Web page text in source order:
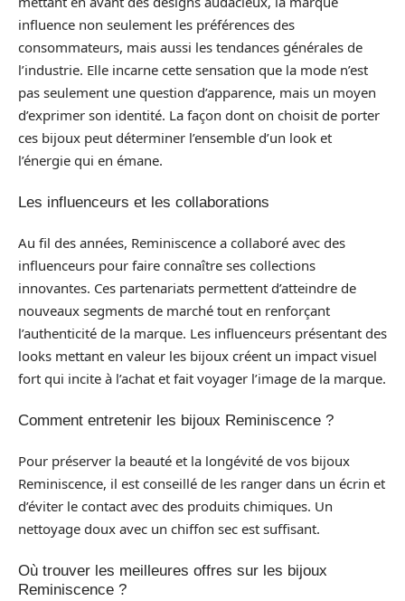
influence non seulement les préférences des
consommateurs, mais aussi les tendances générales de
l’industrie. Elle incarne cette sensation que la mode n’est
pas seulement une question d’apparence, mais un moyen
d’exprimer son identité. La façon dont on choisit de porter
ces bijoux peut déterminer l’ensemble d’un look et
l’énergie qui en émane.
Les influenceurs et les collaborations
Au fil des années, Reminiscence a collaboré avec des
influenceurs pour faire connaître ses collections
innovantes. Ces partenariats permettent d’atteindre de
nouveaux segments de marché tout en renforçant
l’authenticité de la marque. Les influenceurs présentant des
looks mettant en valeur les bijoux créent un impact visuel
fort qui incite à l’achat et fait voyager l’image de la marque.
Comment entretenir les bijoux Reminiscence ?
Pour préserver la beauté et la longévité de vos bijoux
Reminiscence, il est conseillé de les ranger dans un écrin et
d’éviter le contact avec des produits chimiques. Un
nettoyage doux avec un chiffon sec est suffisant.
Où trouver les meilleures offres sur les bijoux
Reminiscence ?